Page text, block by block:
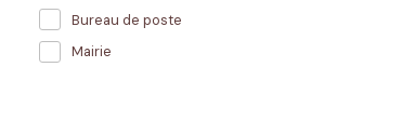
Bureau de poste
Mairie